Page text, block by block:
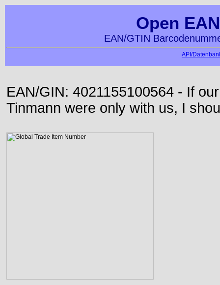
Open
EAN/GTIN
API/
EAN/GIN: 4021155100564 - If
Tinmann were only with us, I